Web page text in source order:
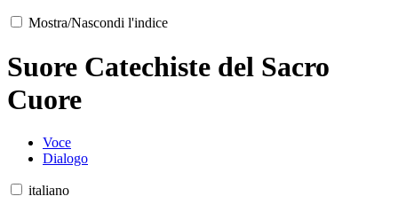
Mostra/Nascondi l'indice
Suore Catechiste del Sacro
Cuore
Voce
Dialogo
italiano